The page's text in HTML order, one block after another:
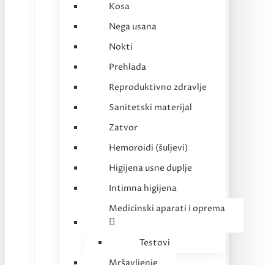
Kosa
Nega usana
Nokti
Prehlada
Reproduktivno zdravlje
Sanitetski materijal
Zatvor
Hemoroidi (šuljevi)
Higijena usne duplje
Intimna higijena
Medicinski aparati i oprema
Testovi